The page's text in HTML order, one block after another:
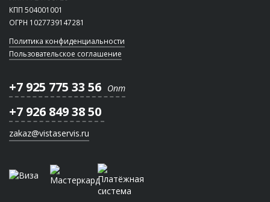
КПП 504001001
ОГРН 1027739147281
Политика конфиденциальности
Пользовательское соглашение
+7 925 775 33 56 Опт
+7 926 849 38 50
zakaz@vistaservis.ru